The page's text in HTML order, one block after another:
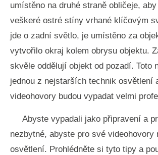
umístěno na druhé straně obličeje,
veškeré ostré stíny vrhané klíčovým
jde o zadní světlo, je umístěno za
vytvořilo okraj kolem obrysu objektu.
skvěle oddělují objekt od pozadí. Toto
jednou z nejstarších technik osvětlení
videohovory budou vypadat velmi
Abyste vypadali jako připravení a
nezbytné, abyste pro své videohovory
osvětlení. Prohlédněte si tyto tipy a